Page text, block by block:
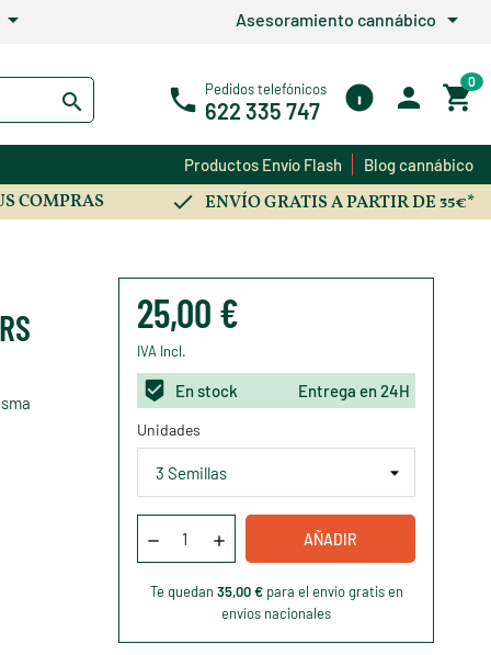
arrow_drop_down Asesoramiento cannábico arrow_drop_down
Pedidos telefónicos
622 335 747
0
Productos Envío Flash Blog cannábico
COMPRAS ENVÍO GRATIS A PARTIR DE 35€*
25,00 €
IVA Incl.
En stock Entrega en 24H
Unidades
AÑADIR
Te quedan 35,00 €para el envío gratis en
envíos nacionales